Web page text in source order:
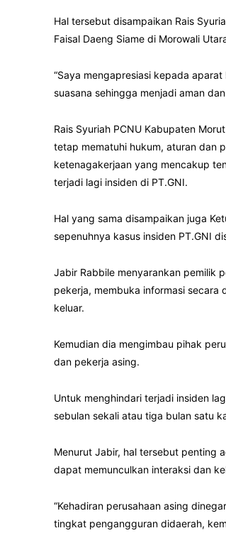
Hal tersebut disampaikan Rais
Faisal Daeng Siame di Morowali
“Saya mengapresiasi kepada
suasana sehingga menjadi aman
Rais Syuriah PCNU Kabupaten
tetap mematuhi hukum, aturan dan
ketenagakerjaan yang mencakup
terjadi lagi insiden di PT.GNI.
Hal yang sama disampaikan juga
sepenuhnya kasus insiden PT.GNI
Jabir Rabbile menyarankan pemilik
pekerja, membuka informasi
keluar.
Kemudian dia mengimbau pihak
dan pekerja asing.
Untuk menghindari terjadi insiden
sebulan sekali atau tiga bulan satu
Menurut Jabir, hal tersebut penting
dapat memunculkan interaksi dan
“Kehadiran perusahaan asing
tingkat pengangguran didaerah,